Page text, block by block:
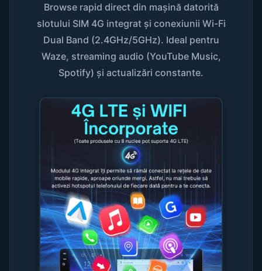
Browse rapid direct din mașină datorită
slotului SIM 4G integrat și conexiunii Wi-Fi
Dual Band (2.4GHz/5GHz). Ideal pentru
Waze, streaming audio (YouTube Music,
Spotify) și actualizări constante.